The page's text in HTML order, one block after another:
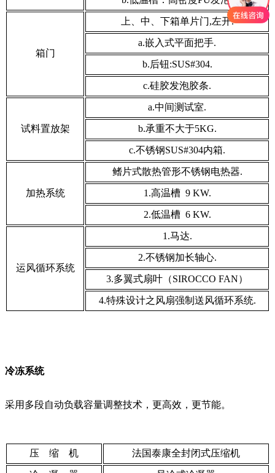
箱门
上、中、下箱单片门,左开.
a.嵌入式平面把手.
b.后钮:SUS#304.
c.硅胶发泡胶条.
试料置放架
a.中间测试室.
b.承重不大于5KG.
c.不锈钢SUS#304内箱.
加热系统
鳍片式散热管形不锈钢电热器.
1.高温槽 9 KW.
2.低温槽 6 KW.
运风循环系统
1.马达.
2.不锈钢加长轴心.
3.多翼式扇叶（SIROCCO FAN）
4.特殊设计之风扇强制送风循环系统.
冷冻系统
采用多段自动负载容量调整技术，更高效，更节能。
压 缩 机 法国泰康全封闭式压缩机